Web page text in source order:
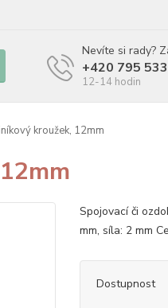
Nevíte si rady?
+420 795
12-14 hodin
kroužek, 12mm
Spojovací či
mm, síla: 2 mm
Dostupnost